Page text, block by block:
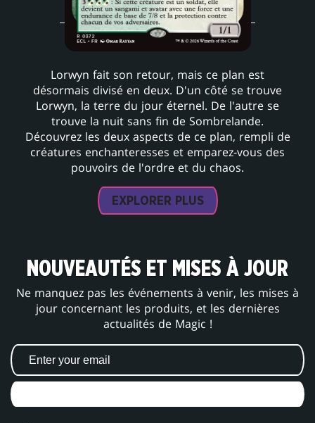
Lorwyn fait son retour, mais ce plan est
désormais divisé en deux. D'un côté se trouve
Lorwyn, la terre du jour éternel. De l'autre se
trouve la nuit sans fin de Sombrelande.
Découvrez les deux aspects de ce plan, rempli de
créatures enchanteresses et emparez-vous des
pouvoirs de l'ordre et du chaos.
EXPLORER PLUS
NOUVEAUTÉS ET MISES À JOUR
Ne manquez pas les événements à venir, les mises à
jour concernant les produits, et les dernières
actualités de Magic !